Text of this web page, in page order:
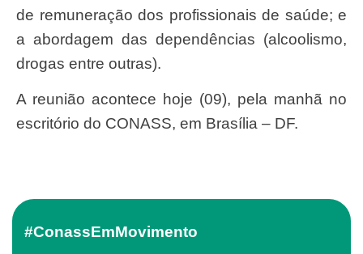
de remuneração dos profissionais de saúde; e
a abordagem das dependências (alcoolismo,
drogas entre outras).
A reunião acontece hoje (09), pela manhã no
escritório do CONASS, em Brasília – DF.
#ConassEmMovimento